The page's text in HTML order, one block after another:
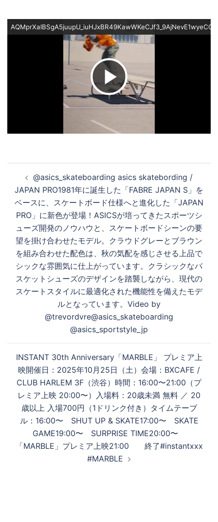
ビ
を
再
生
す
る
ナ
ビ
ゲ
ー
シ
ョ
ン
@asics_skateboarding asics skatebording /
JAPAN PRO1981年に誕生した「FABRE JAPAN S」を
ベースに、スケートボード仕様へと進化した「JAPAN
PRO」に新色が登場！ASICSが培ってきたスポーツシ
ューズ開発のノウハウと、スケートボードシーンの要
望を掛け合わせたモデル。クラウドグレーとブラウン
を組み合わせた配色は、秋の気配を感じさせる上品で
シックな雰囲気に仕上がっています。クラシックなバ
スケットシューズのデザインを踏襲しながら、現代の
スケートスタイルに最適化された機能性を備えたモデ
ルとなっています。Video by
@trevordvre@asics_skateboarding
@asics_sportstyle_jp
INSTANT 30th Anniversary「MARBLE」 プレミア上
映開催日：2025年10月25日（土）会場：BXCAFE /
CLUB HARLEM 3F（渋谷）時間：16:00〜21:00（プ
レミア上映 20:00〜）入場料：20歳未満 無料 ／ 20
歳以上 入場700円（1ドリンク付き）タイムテーブ
ル：16:00〜 SHUT UP & SKATE17:00〜 SKATE
GAME19:00〜 SURPRISE TIME20:00〜
「MARBLE」プレミア上映21:00 終了#instantxxx
#MARBLE